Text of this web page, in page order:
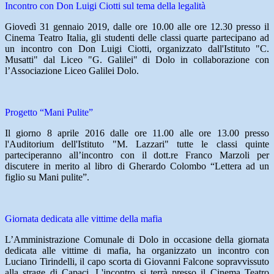
Incontro con Don Luigi Ciotti sul tema della legalità
Giovedì 31 gennaio 2019, dalle ore 10.00 alle ore 12.30 presso il
Cinema Teatro Italia, gli studenti delle classi quarte partecipano ad
un incontro con Don Luigi Ciotti, organizzato dall'Istituto "C.
Musatti" dal Liceo "G. Galilei" di Dolo in collaborazione con
l’Associazione Liceo Galilei Dolo.
Progetto “Mani Pulite”
Il giorno 8 aprile 2016 dalle ore 11.00 alle ore 13.00 presso
l'Auditorium dell'Istituto "M. Lazzari" tutte le classi quinte
parteciperanno all’incontro con il dott.re Franco Marzoli per
discutere in merito al libro di Gherardo Colombo “Lettera ad un
figlio su Mani pulite”.
Giornata dedicata alle vittime della mafia
L’Amministrazione Comunale di Dolo in occasione della giornata
dedicata alle vittime di mafia, ha organizzato un incontro con
Luciano Tirindelli, il capo scorta di Giovanni Falcone sopravvissuto